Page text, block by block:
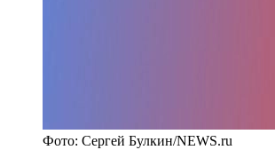
Фото: Сергей Булкин/NEWS.ru